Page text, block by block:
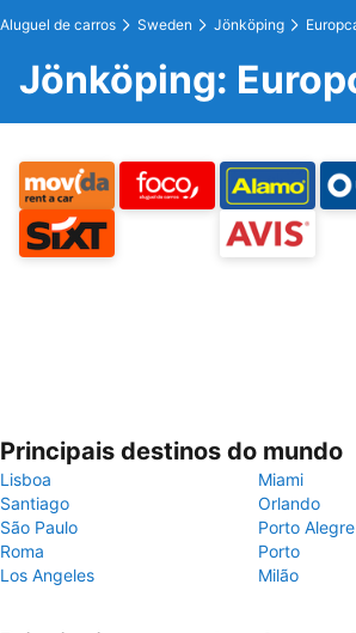
Aluguel de carros Sweden Jönköping
Jönköping:
Principais destinos do mundo
Lisboa
Miami
Santiago
Orlando
São Paulo
Porto Alegre
Roma
Porto
Los Angeles
Milão